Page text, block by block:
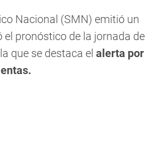
Nacional (SMN) emitió un
el pronóstico de la jornada de
que se destaca el alerta por